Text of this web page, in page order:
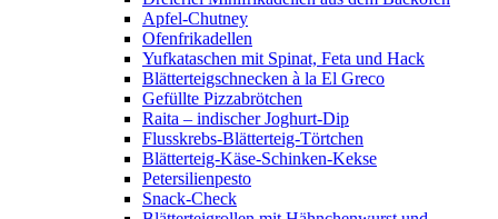
Apfel-Chutney
Ofenfrikadellen
Yufkataschen mit Spinat, Feta und Hack
Blätterteigschnecken à la El Greco
Gefüllte Pizzabrötchen
Raita – indischer Joghurt-Dip
Flusskrebs-Blätterteig-Törtchen
Blätterteig-Käse-Schinken-Kekse
Petersilienpesto
Snack-Check